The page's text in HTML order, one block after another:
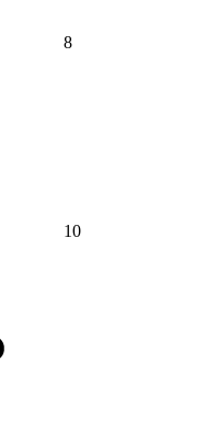
8
10